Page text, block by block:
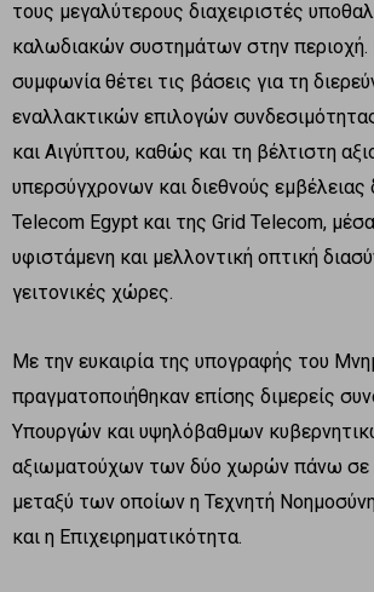
τους μεγαλύτερους διαχειριστές
καλωδιακών συστημάτων στην περιοχή.
συμφωνία θέτει τις βάσεις για τη
εναλλακτικών επιλογών
και Αιγύπτου, καθώς και τη βέλτιστη
υπερσύγχρονων και διεθνούς εμβέλειας
Telecom Egypt και της Grid Telecom,
υφιστάμενη και μελλοντική οπτική
γειτονικές χώρες.
Με την ευκαιρία της υπογραφής του
πραγματοποιήθηκαν επίσης διμερείς
Υπουργών και υψηλόβαθμων
αξιωματούχων των δύο χωρών πάνω σε
μεταξύ των οποίων η Τεχνητή
και η Επιχειρηματικότητα.